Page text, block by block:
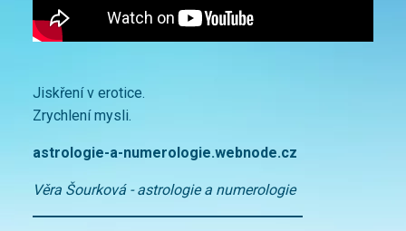
Jiskření v erotice.
Zrychlení mysli.
astrologie-a-numerologie.webnode.cz
Věra Šourková - astrologie a numerologie